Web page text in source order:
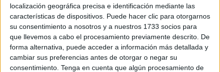
localización geográfica precisa e identificación mediante las
características de dispositivos. Puede hacer clic para otorgarnos
su consentimiento a nosotros y a nuestros 1733 socios para
que llevemos a cabo el procesamiento previamente descrito. De
forma alternativa, puede acceder a información más detallada y
cambiar sus preferencias antes de otorgar o negar su
consentimiento. Tenga en cuenta que algún procesamiento de
Según recoge la notificación oficial de la Consejería de
Presidencia y Gobernación, el procedimiento se inicia
después de haberse practicado el correspondiente trámite
de audiencia previsto en la legislación administrativa
vigente.